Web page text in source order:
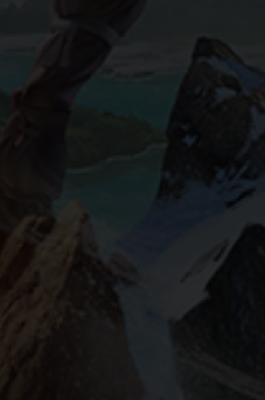
Informationen helfen uns zu verstehen, wie unsere Besucher
Datenschutzerklärung Impressum